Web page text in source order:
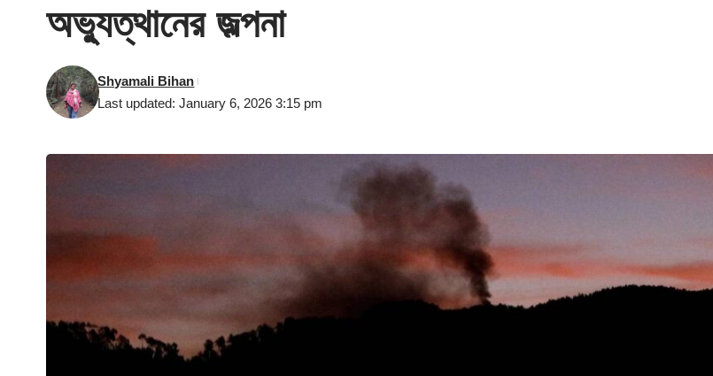
অভ্যুত্থানের জল্পনা
Last updated: January 6, 2026 3:15 pm
Shyamali Bihan